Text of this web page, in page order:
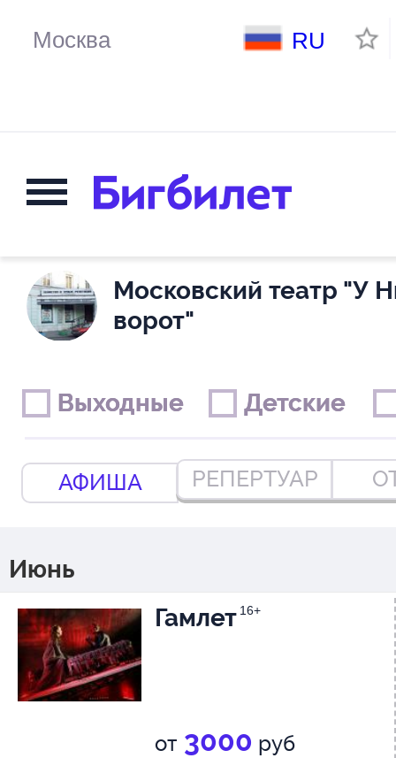
RU
Московский театр "У
ворот"
АФИША РЕПЕРТУАР
Выходные
Выходные Детские
Детские
Июнь
Гамлет 16+
от 3000 руб